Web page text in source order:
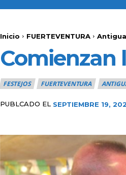
Inicio FUERTEVENTURA Antigua
Comienzan
FESTEJOS FUERTEVENTURA
PUBLCADO EL SEPTIEMBRE 19,